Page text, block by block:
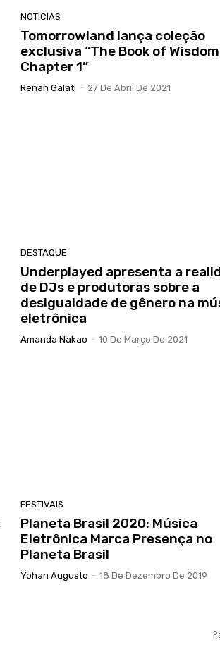
NOTICIAS
Tomorrowland lança coleção
exclusiva “The Book of Wisdom
Chapter 1”
Renan Galati - 27 De Abril De 2021
DESTAQUE
Underplayed apresenta a
de DJs e produtoras sobre a
desigualdade de gênero na
eletrônica
Amanda Nakao - 10 De Março De 2021
FESTIVAIS
Planeta Brasil 2020: Música
Eletrônica Marca Presença no
Planeta Brasil
Yohan Augusto - 18 De Dezembro De 2019